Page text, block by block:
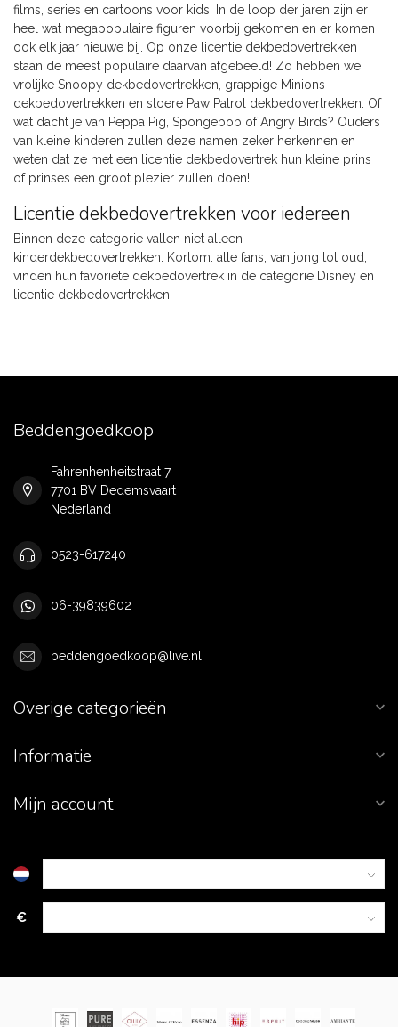
films, series en cartoons voor kids. In de loop der jaren zijn er
heel wat megapopulaire figuren voorbij gekomen en er komen
ook elk jaar nieuwe bij. Op onze licentie dekbedovertrekken
staan de meest populaire daarvan afgebeeld! Zo hebben we
vrolijke Snoopy dekbedovertrekken, grappige Minions
dekbedovertrekken en stoere Paw Patrol dekbedovertrekken. Of
wat dacht je van Peppa Pig, Spongebob of Angry Birds? Ouders
van kleine kinderen zullen deze namen zeker herkennen en
weten dat ze met een licentie dekbedovertrek hun kleine prins
of prinses een groot plezier zullen doen!
Licentie dekbedovertrekken voor iedereen
Binnen deze categorie vallen niet alleen
kinderdekbedovertrekken. Kortom: alle fans, van jong tot oud,
vinden hun favoriete dekbedovertrek in de categorie Disney en
licentie dekbedovertrekken!
Beddengoedkoop
Fahrenhenheitstraat 7
7701 BV Dedemsvaart
Nederland
0523-617240
06-39839602
beddengoedkoop@live.nl
Overige categorieën
Informatie
Mijn account
€